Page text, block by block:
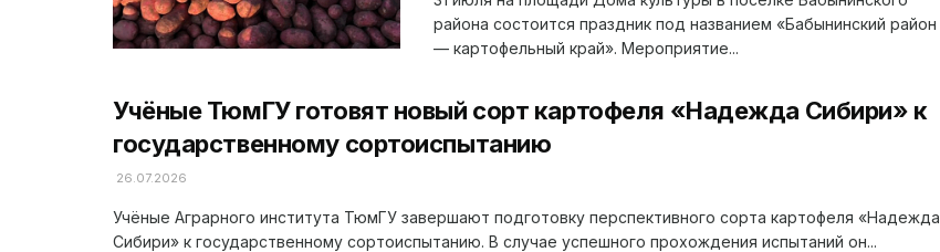
района состоится праздник под названием «Бабынинский район
— картофельный край». Мероприятие...
Учёные ТюмГУ готовят новый сорт картофеля «Надежда Сибири» к
государственному сортоиспытанию
26.07.2026
Учёные Аграрного института ТюмГУ завершают подготовку перспективного сорта картофеля «Надежда
Сибири» к государственному сортоиспытанию. В случае успешного прохождения испытаний он...